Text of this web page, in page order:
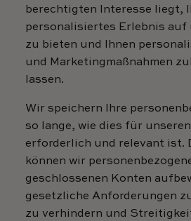
berechtigten Interesse liegt,
personalisiertes Erlebnis auf
zu bieten und Ihnen
und Marketingmaßnahmen
lassen.
Wir speichern Ihre
so lange, wie dies für
erforderlich und relevant ist.
können wir
geschlossenen Konten
gesetzliche Anforderungen
zu verhindern und